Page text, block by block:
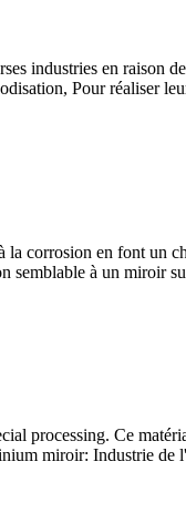
industries en raison
Pour réaliser
la corrosion en font un
à un miroir
processing. Ce
miroir: Industrie